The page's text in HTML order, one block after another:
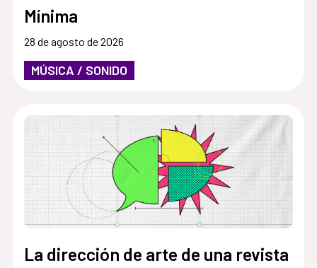
Mínima
28 de agosto de 2026
MÚSICA / SONIDO
La dirección de arte de una revista